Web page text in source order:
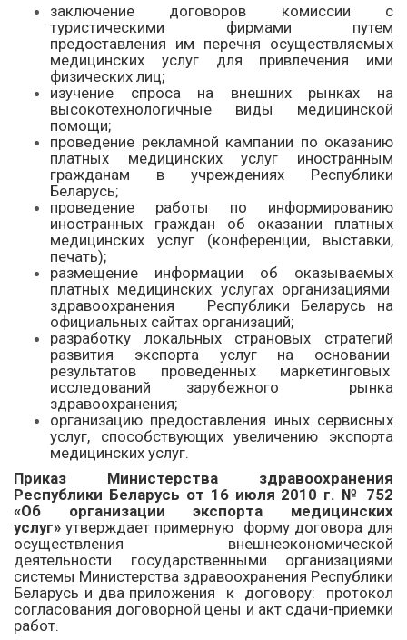
заключение договоров комиссии с
туристическими фирмами путем
предоставления им перечня осуществляемых
медицинских услуг для привлечения ими
физических лиц;
изучение спроса на внешних рынках на
высокотехнологичные виды медицинской
помощи;
проведение рекламной кампании по оказанию
платных медицинских услуг иностранным
гражданам в учреждениях Республики
Беларусь;
проведение работы по информированию
иностранных граждан об оказании платных
медицинских услуг (конференции, выставки,
печать);
размещение информации об оказываемых
платных медицинских услугах организациями
здравоохранения Республики Беларусь на
официальных сайтах организаций;
разработку локальных страновых стратегий
развития экспорта услуг на основании
результатов проведенных маркетинговых
исследований зарубежного рынка
здравоохранения;
организацию предоставления иных сервисных
услуг, способствующих увеличению экспорта
медицинских услуг.
Приказ Министерства здравоохранения
Республики Беларусь от 16 июля 2010 г. № 752
«Об организации экспорта медицинских
услуг»утверждает примерную форму договора для
осуществления внешнеэкономической
деятельности государственными организациями
системы Министерства здравоохранения Республики
Беларусь и два приложения к договору: протокол
согласования договорной цены и акт сдачи-приемки
работ.